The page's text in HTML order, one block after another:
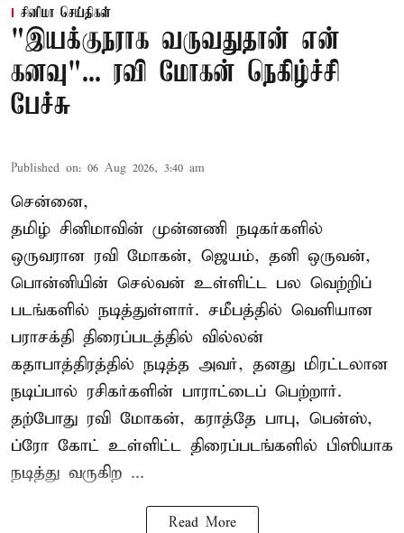
சினிமா செய்திகள்
"இயக்குநராக வருவதுதான் என்
கனவு"... ரவி மோகன் நெகிழ்ச்சி
பேச்சு
Published on: 06 Aug 2026, 3:40 am
சென்னை,
தமிழ் சினிமாவின் முன்னணி நடிகர்களில்
ஒருவரான ரவி மோகன், ஜெயம், தனி ஒருவன்,
பொன்னியின் செல்வன் உள்ளிட்ட பல வெற்றிப்
படங்களில் நடித்துள்ளார். சமீபத்தில் வெளியான
பராசக்தி திரைப்படத்தில் வில்லன்
கதாபாத்திரத்தில் நடித்த அவர், தனது மிரட்டலான
நடிப்பால் ரசிகர்களின் பாராட்டைப் பெற்றார்.
தற்போது ரவி மோகன், கராத்தே பாபு, பென்ஸ்,
ப்ரோ கோட் உள்ளிட்ட திரைப்படங்களில் பிஸியாக
நடித்து வருகிற ...
Read More